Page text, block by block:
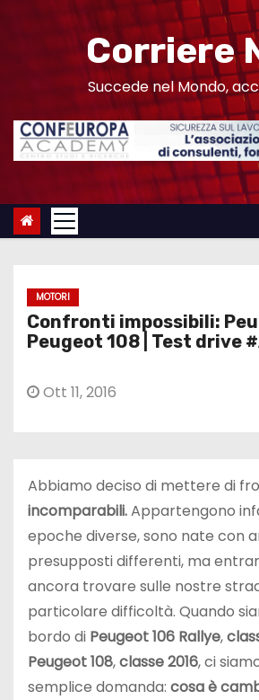
n
Corriere
Succede nel Mondo,
MOTORI
Confronti impossibili:
Peugeot 108 | Test drive
Ott 11, 2016
Abbiamo deciso di mettere di
incomparabili.Appartengono
epoche diverse, sono nate con
presupposti differenti, ma
ancora trovare sulle nostre
particolare difficoltà. Quando
bordo di Peugeot 106 Rallye,
Peugeot 108,classe 2016, ci
semplice domanda: cosa è